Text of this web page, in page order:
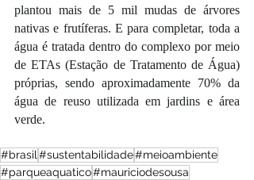
plantou mais de 5 mil mudas de árvores
nativas e frutíferas. E para completar, toda a
água é tratada dentro do complexo por meio
de ETAs (Estação de Tratamento de Água)
próprias, sendo aproximadamente 70% da
água de reuso utilizada em jardins e área
verde.
#brasil #sustentabilidade#meioambiente
#parqueaquatico#mauriciodesousa